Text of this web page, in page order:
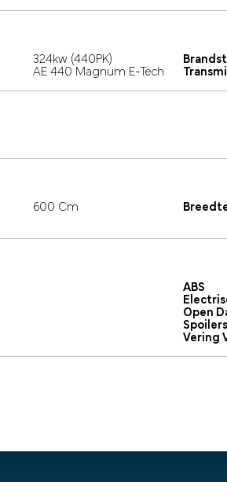
324kw (440PK)
AE 440 Magnum E-Tech
600 Cm
ABS
Open
Spoilers
Vering